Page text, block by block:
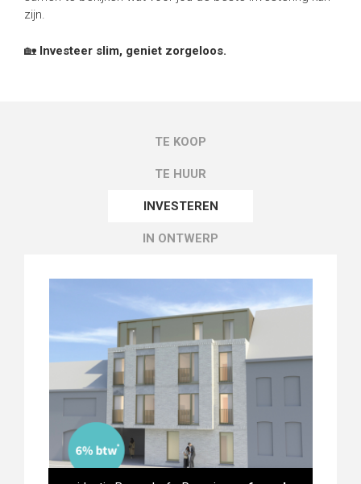
zijn.
🏡 Investeer slim, geniet zorgeloos.
TE KOOP
TE HUUR
INVESTEREN
IN ONTWERP